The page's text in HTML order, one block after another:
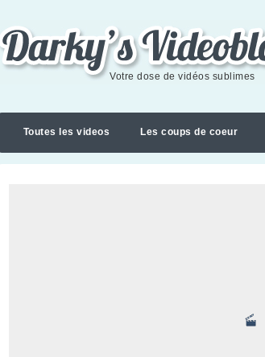
Darky's videoblog
Votre dose de vidéos sublimes
Toutes les videos Les coups de coeur